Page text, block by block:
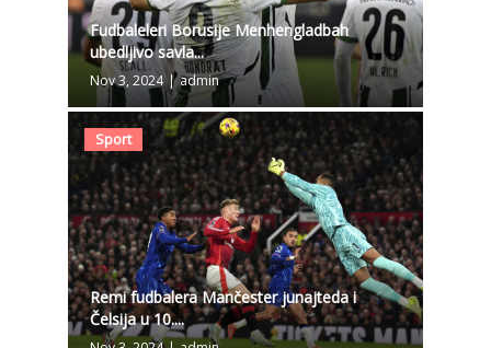
Fudbaleleri Borusije Menhengladbah
ubedljivo savla...
Nov 3, 2024 | admin
Sport
Remi fudbalera Mančester junajteda i
Čelsija u 10....